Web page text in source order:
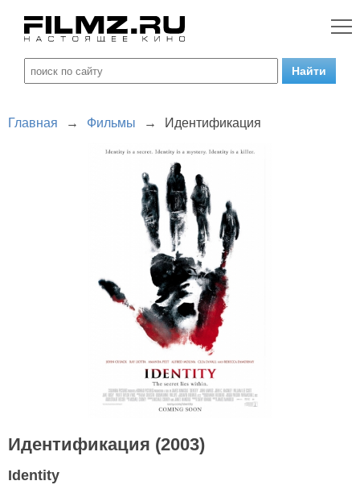
Главная → Фильмы → Идентификация
Идентификация (2003)
Identity